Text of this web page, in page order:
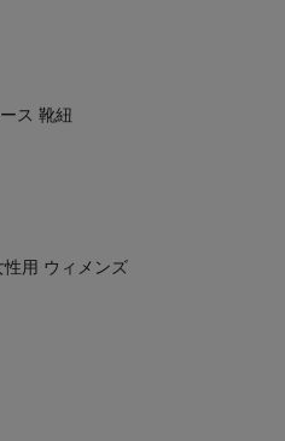
ス 靴紐
用 ウィメンズ